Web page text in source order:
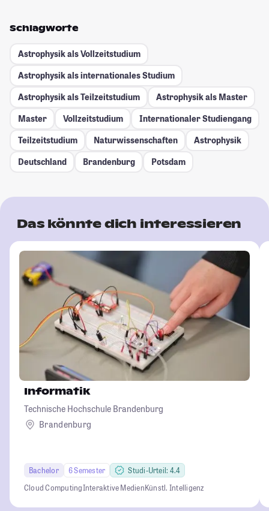
Schlagworte
Astrophysik als Vollzeitstudium
Astrophysik als internationales Studium
Astrophysik als Teilzeitstudium
Astrophysik als Master
Master
Vollzeitstudium
Internationaler Studiengang
Teilzeitstudium
Naturwissenschaften
Astrophysik
Deutschland
Brandenburg Potsdam
Das könnte dich interessieren
Informatik
Technische Hochschule Brandenburg
Brandenburg
Bachelor 6 Semester
Studi-Urteil: 4.4
Cloud ComputingInteraktive MedienKünstl. Intelligenz